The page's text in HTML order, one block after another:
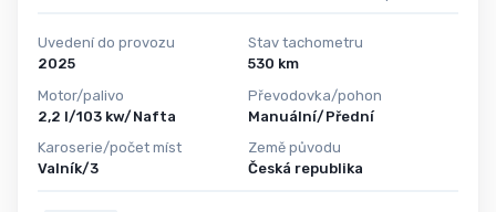
Uvedení do provozu
2025
Motor/palivo
2,2 l/103 kw/Nafta
Karoserie/počet míst
Valník/3
Stav tachometru
530 km
Převodovka/pohon
Manuální/Přední
Země původu
Česká republika